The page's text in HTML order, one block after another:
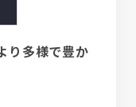
り多様で豊か